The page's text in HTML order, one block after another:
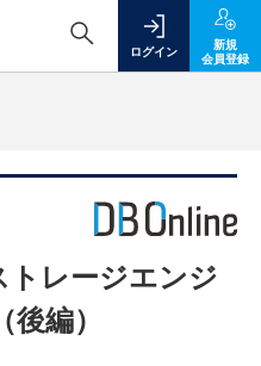
ログイン
新規
会員登録
レージエンジ
編）